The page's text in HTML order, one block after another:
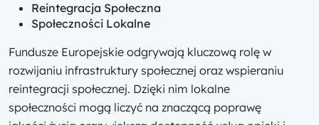
Reintegracja Społeczna
Społeczności Lokalne
Fundusze Europejskie odgrywają kluczową rolę w
rozwijaniu infrastruktury społecznej oraz wspieraniu
reintegracji społecznej. Dzięki nim lokalne
społeczności mogą liczyć na znaczącą poprawę